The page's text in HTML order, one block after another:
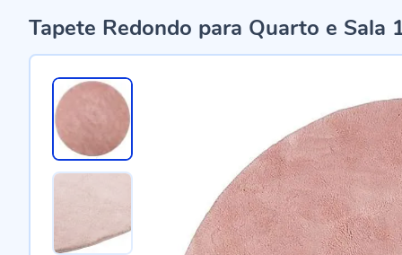
Tapete Redondo para Quarto e Sala